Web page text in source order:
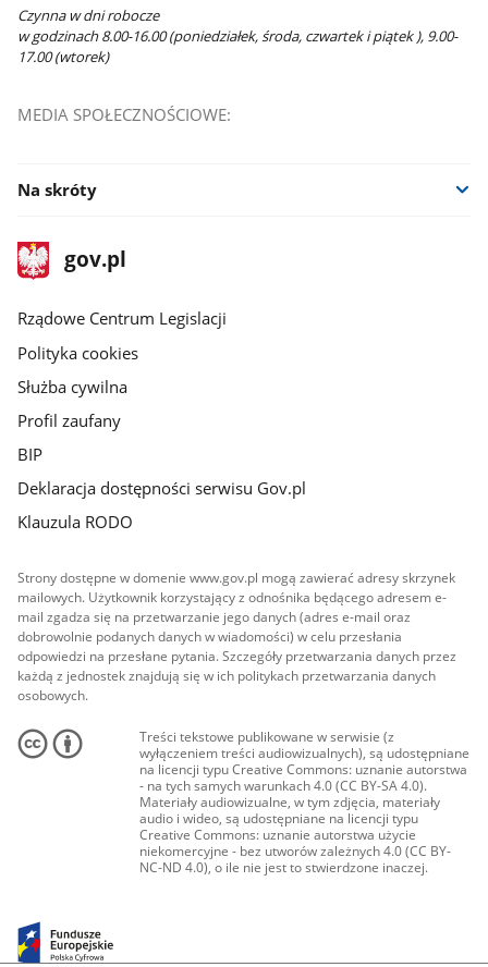
Czynna w dni robocze
w godzinach 8.00-16.00 (poniedziałek, środa, czwartek i piątek ), 9.00-
17.00 (wtorek)
MEDIA SPOŁECZNOŚCIOWE:
Na skróty
stopka
gov.plStrona
gov.pl
Rządowe Centrum Legislacji
Polityka cookies
Służba cywilna
Profil zaufany
BIP
Deklaracja dostępności serwisu Gov.pl
Klauzula RODO
Strony dostępne w domenie www.gov.pl mogą zawierać adresy skrzynek
mailowych. Użytkownik korzystający z odnośnika będącego adresem e-
mail zgadza się na przetwarzanie jego danych (adres e-mail oraz
dobrowolnie podanych danych w wiadomości) w celu przesłania
odpowiedzi na przesłane pytania. Szczegóły przetwarzania danych przez
każdą z jednostek znajdują się w ich politykach przetwarzania danych
osobowych.
Treści tekstowe publikowane w serwisie (z
wyłączeniem treści audiowizualnych), są udostępniane
na licencji typu Creative Commons: uznanie autorstwa
- na tych samych warunkach 4.0 (CC BY-SA 4.0).
Materiały audiowizualne, w tym zdjęcia, materiały
audio i wideo, są udostępniane na licencji typu
Creative Commons: uznanie autorstwa użycie
niekomercyjne - bez utworów zależnych 4.0 (CC BY-
NC-ND 4.0), o ile nie jest to stwierdzone inaczej.